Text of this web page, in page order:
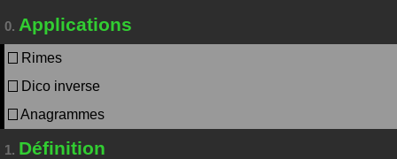
0. Applications
Rimes
Dico inverse
Anagrammes
1. Définition